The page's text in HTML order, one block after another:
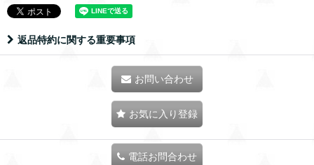
返品特約に関する重要事項
お問い合わせ
お気に入り登録
電話お問合わせ